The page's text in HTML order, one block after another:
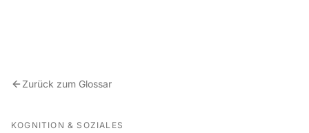
Zurück zum Glossar
KOGNITION & SOZIALES